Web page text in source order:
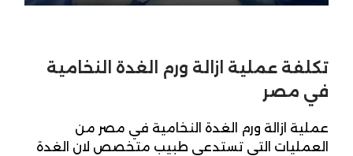
تكلفة عملية ازالة ورم الغدة النخامية
في مصر
عملية ازالة ورم الغدة النخامية في مصر من
العمليات التي تستدعى طبيب متخصص لان الغدة